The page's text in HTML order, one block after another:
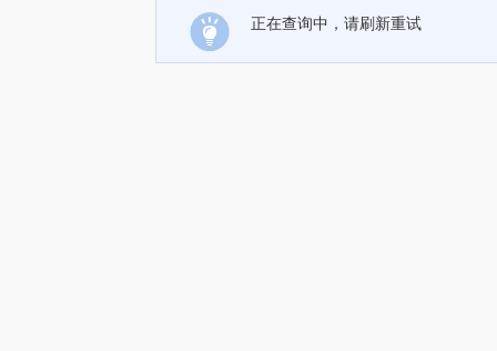
正在查询中，请刷新重试